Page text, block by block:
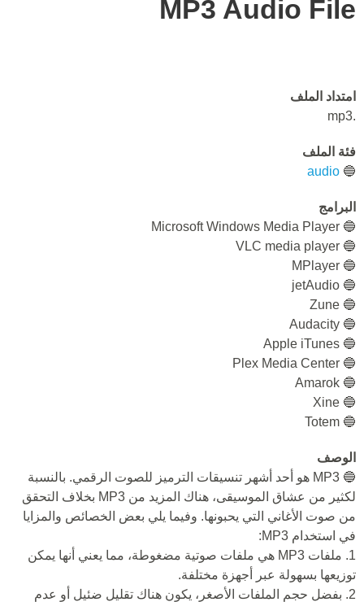
MP3 Audio File
امتداد الملف
.mp3
فئة الملف
🔵
audio
البرامج
🔵 Microsoft Windows Media Player
🔵 VLC media player
🔵 MPlayer
🔵 jetAudio
🔵 Zune
🔵 Audacity
🔵 Apple iTunes
🔵 Plex Media Center
🔵 Amarok
🔵 Xine
🔵 Totem
الوصف
🔵 MP3 هو أحد أشهر تنسيقات الترميز للصوت الرقمي. بالنسبة
لكثير من عشاق الموسيقى، هناك المزيد من MP3 بخلاف التحقق
من صوت الأغاني التي يحبونها. وفيما يلي بعض الخصائص والمزايا
في استخدام MP3:
1. ملفات MP3 هي ملفات صوتية مضغوطة، مما يعني أنها يمكن
توزيعها بسهولة عبر أجهزة مختلفة.
2. بفضل حجم الملفات الأصغر، يكون هناك تقليل ضئيل أو عدم